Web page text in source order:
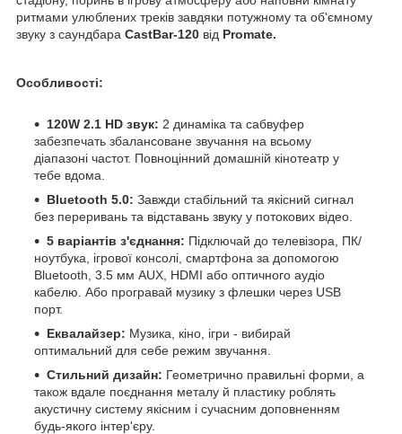
ритмами улюблених треків завдяки потужному та об'ємному
звуку з саундбара CastBar-120 від Promate.
Особливості:
120W 2.1 HD звук: 2 динаміка та сабвуфер
забезпечать збалансоване звучання на всьому
діапазоні частот. Повноцінний домашній кінотеатр у
тебе вдома.
Bluetooth 5.0: Завжди стабільний та якісний сигнал
без переривань та відставань звуку у потокових відео.
5 варіантів з'єднання: Підключай до телевізора, ПК/
ноутбука, ігрової консолі, смартфона за допомогою
Bluetooth, 3.5 мм AUX, HDMI або оптичного аудіо
кабелю. Або програвай музику з флешки через USB
порт.
Еквалайзер: Музика, кіно, ігри - вибирай
оптимальний для себе режим звучання.
Стильний дизайн: Геометрично правильні форми, а
також вдале поєднання металу й пластику роблять
акустичну систему якісним і сучасним доповненням
будь-якого інтер'єру.